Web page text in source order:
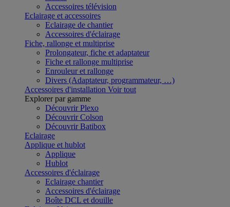
Accessoires télévision
Eclairage et accessoires
Eclairage de chantier
Accessoires d'éclairage
Fiche, rallonge et multiprise
Prolongateur, fiche et adaptateur
Fiche et rallonge multiprise
Enrouleur et rallonge
Divers (Adaptateur, programmateur, …)
Accessoires d'installation Voir tout
Explorer par gamme
Découvrir Plexo
Découvrir Colson
Découvrir Batibox
Eclairage
Applique et hublot
Applique
Hublot
Accessoires d'éclairage
Eclairage chantier
Accessoires d'éclairage
Boîte DCL et douille